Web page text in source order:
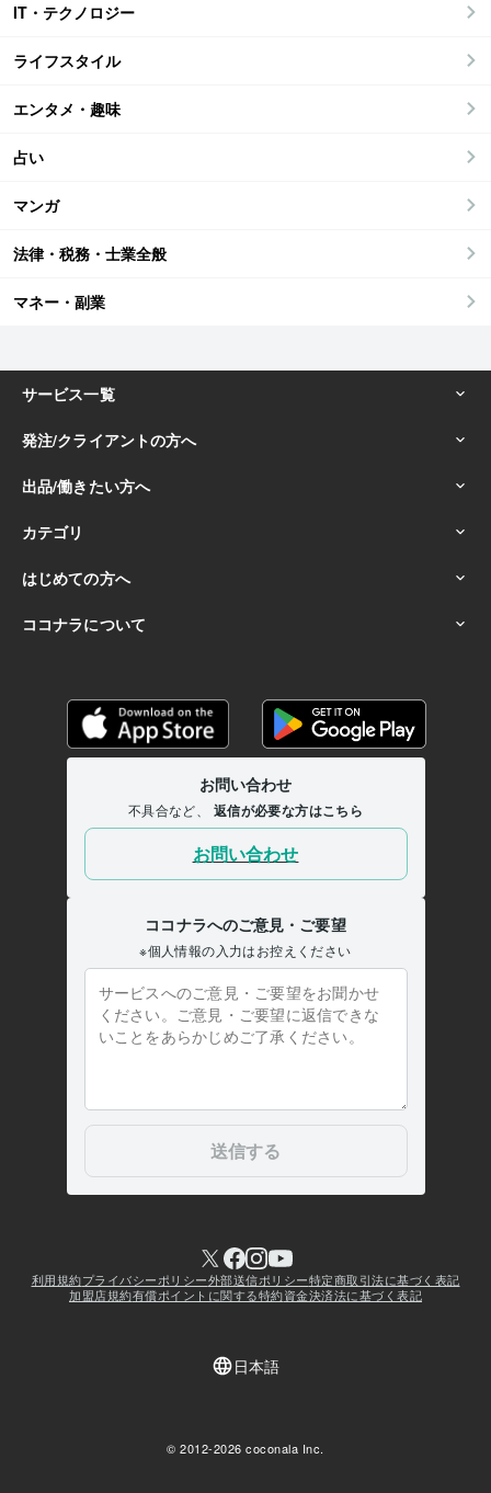
IT・テクノロジー
ライフスタイル
エンタメ・趣味
占い
マンガ
法律・税務・士業全般
マネー・副業